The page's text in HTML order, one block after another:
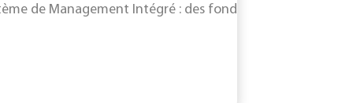
de Management Intégré : des fondamentaux du SMI